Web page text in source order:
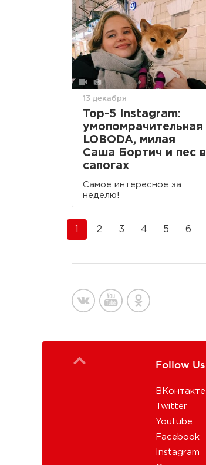
13 декабря
Top-5 Instagram:
умопомрачительная
LOBODA, милая
Саша Бортич и пес в
сапогах
Самое интересное за
неделю!
2 3 4 5 6
Follow Us
ВКонтакте
Twitter
Youtube
Facebook
Instagram